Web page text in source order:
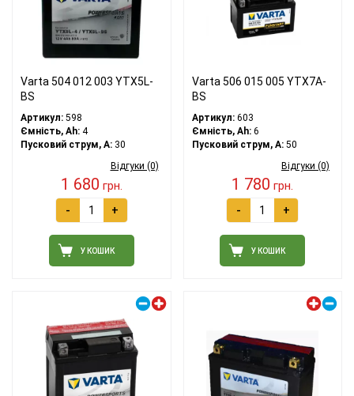
Varta 504 012 003 YTX5L-
BS
Артикул: 598
Ємність, Ah: 4
Пусковий струм, A: 30
Відгуки (0)
1 680 грн.
- +
У КОШИК
Varta 506 015 005 YTX7A-
BS
Артикул:603
Ємність, Ah:6
Пусковий струм, A:50
Відгуки (0)
1 780 грн.
- +
У КОШИК